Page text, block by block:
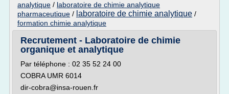
analytique / laboratoire de chimie analytique
pharmaceutique / laboratoire de chimie analytique /
formation chimie analytique
Recrutement - Laboratoire de chimie
organique et analytique
Par téléphone : 02 35 52 24 00
COBRA UMR 6014
dir-cobra@insa-rouen.fr